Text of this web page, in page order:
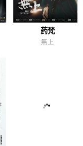
药梵
無上